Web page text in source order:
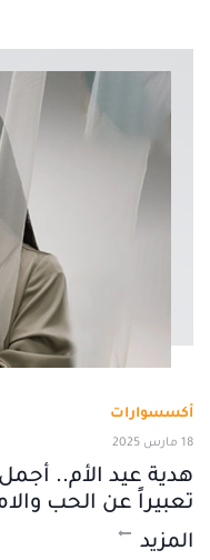
أكسسوارات
18 مارس 2025
هدية عيد الأم..
تعبيراً عن الحب
المزيد